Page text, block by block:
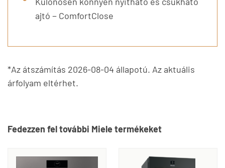
ajtó − ComfortClose
*Az átszámítás 2026-08-04 állapotú. Az aktuális
árfolyam eltérhet.
Fedezzen fel további Miele termékeket